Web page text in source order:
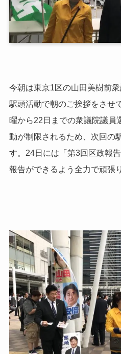
今朝は東京1区の山田美樹前
駅頭活動で朝のご挨拶をさせ
曜から22日までの衆議院議員
動が制限されるため、次回の
す。24日には「第3回区政報
報告ができるよう全力で頑張